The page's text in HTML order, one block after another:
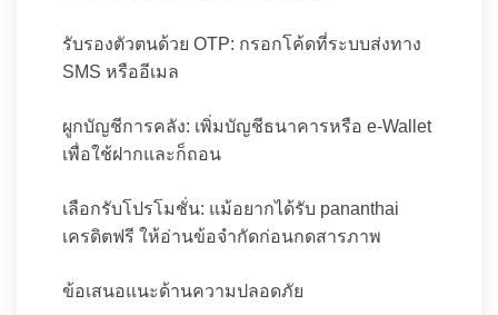
รับรองตัวตนด้วย OTP: กรอกโค้ดที่ระบบส่งทาง
SMS หรืออีเมล
ผูกบัญชีการคลัง: เพิ่มบัญชีธนาคารหรือ e-Wallet
เพื่อใช้ฝากและก็ถอน
เลือกรับโปรโมชั่น: แม้อยากได้รับ pananthai
เครดิตฟรี ให้อ่านข้อจำกัดก่อนกดสารภาพ
ข้อเสนอแนะด้านความปลอดภัย